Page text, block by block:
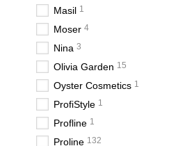
Masil 1
Moser 4
Nina 3
Olivia Garden 15
Oyster Cosmetics 1
ProfiStyle 1
Profline 1
Proline 132